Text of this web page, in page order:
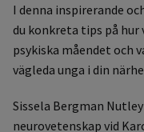
I denna inspirerande
du konkreta tips på hur
psykiska måendet och
vägleda unga i din
Sissela Bergman
neurovetenskap vid